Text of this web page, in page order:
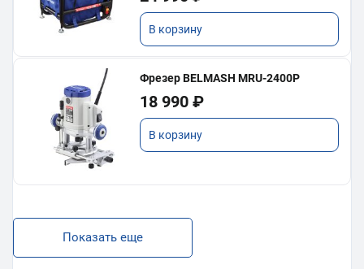
В корзину
Фрезер BELMASH MRU-2400P
18 990 ₽
В корзину
Показать еще